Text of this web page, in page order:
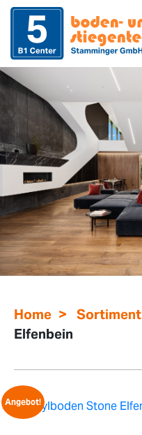
Home > Sortiment
Elfenbein
Angebot!